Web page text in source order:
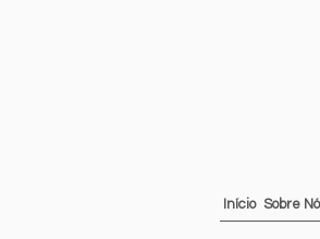
Início Sobre